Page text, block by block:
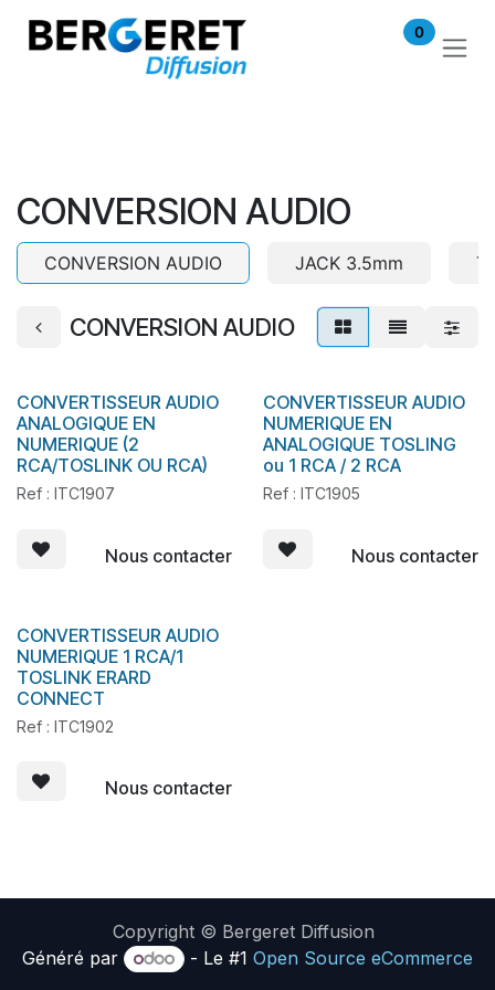
Se rendre au contenu
0
CONVERSION AUDIO
CONVERSION AUDIO JACK 3.5mm
CONVERSION AUDIO
En stock
CONVERTISSEUR AUDIO
ANALOGIQUE EN
NUMERIQUE (2
RCA/TOSLINK OU RCA)
Ref : ITC1907
Nous contacter
CONVERTISSEUR AUDIO
NUMERIQUE EN
ANALOGIQUE TOSLING
ou 1 RCA / 2 RCA
Ref : ITC1905
Nous contacter
En stock
CONVERTISSEUR AUDIO
NUMERIQUE 1 RCA/1
TOSLINK ERARD
CONNECT
Ref : ITC1902
Nous contacter
Copyright © Bergeret Diffusion
Généré par
- Le #1 Open Source eCommerce